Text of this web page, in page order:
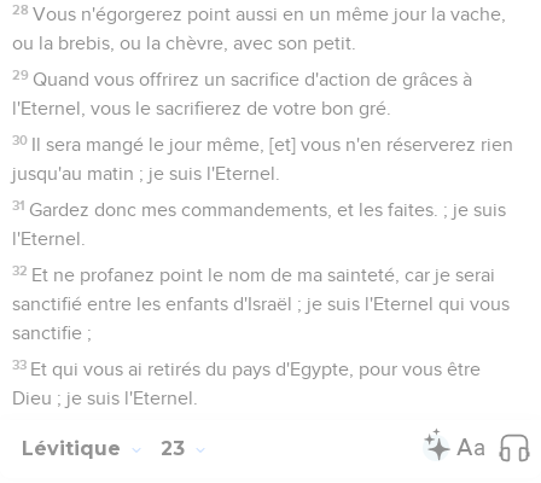
28 Vous n'égorgerez point aussi en un même jour la vache,
ou la brebis, ou la chèvre, avec son petit.
29 Quand vous offrirez un sacrifice d'action de grâces à
l'Eternel, vous le sacrifierez de votre bon gré.
30 Il sera mangé le jour même, [et] vous n'en réserverez rien
jusqu'au matin ; je suis l'Eternel.
31 Gardez donc mes commandements, et les faites. ; je suis
l'Eternel.
32 Et ne profanez point le nom de ma sainteté, car je serai
sanctifié entre les enfants d'Israël ; je suis l'Eternel qui vous
sanctifie ;
33 Et qui vous ai retirés du pays d'Egypte, pour vous être
Dieu ; je suis l'Eternel.
Lévitique 23